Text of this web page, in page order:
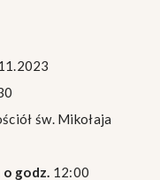
św. Mikołaja
godz. 12:00